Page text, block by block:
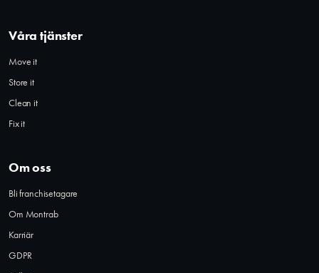
Våra tjänster
Move it
Store it
Clean it
Fix it
Om oss
Bli franchisetagare
Om Montrab
Karriär
GDPR